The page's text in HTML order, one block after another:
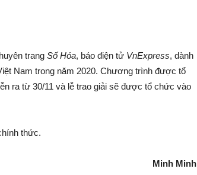
trang Số Hóa, báo điện tử VnExpress, dành
Nam trong năm 2020. Chương trình được tổ
ra từ 30/11 và lễ trao giải sẽ được tổ chức vào
thức.
Minh Minh